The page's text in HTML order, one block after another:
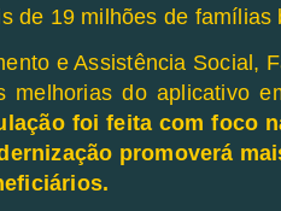
de 19 milhões de famílias
e Assistência Social,
melhorias do aplicativo
foi feita com foco
promoverá